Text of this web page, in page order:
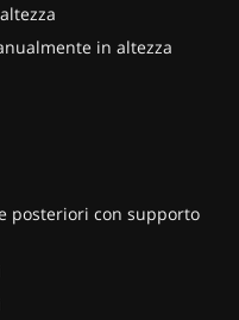
in altezza
posteriori con supporto